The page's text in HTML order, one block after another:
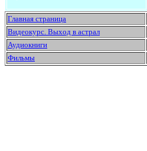
Главная страница
Видеокурс. Выход в астрал
Аудиокниги
Фильмы